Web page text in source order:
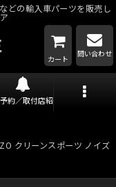
どの輸入車パーツを販売し
カート
問い合わせ
約／取付店紹介
クリーンスポーツ ノイズ